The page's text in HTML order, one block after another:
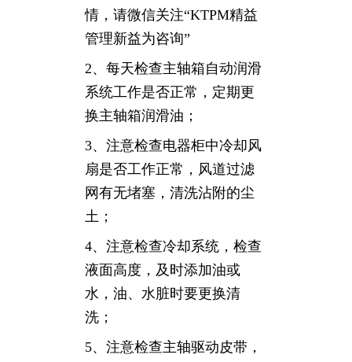
情，请微信关注“KTPM精益
管理新益为咨询”
2、每天检查主轴箱自动润滑
系统工作是否正常，定期更
换主轴箱润滑油；
3、注意检查电器柜中冷却风
扇是否工作正常，风道过滤
网有无堵塞，清洗沾附的尘
土；
4、注意检查冷却系统，检查
液面高度，及时添加油或
水，油、水脏时要更换清
洗；
5、注意检查主轴驱动皮带，